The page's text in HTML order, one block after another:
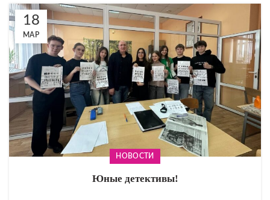
18
МАР
НОВОСТИ
Юные детективы!